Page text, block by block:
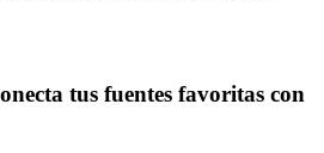
tus fuentes favoritas con